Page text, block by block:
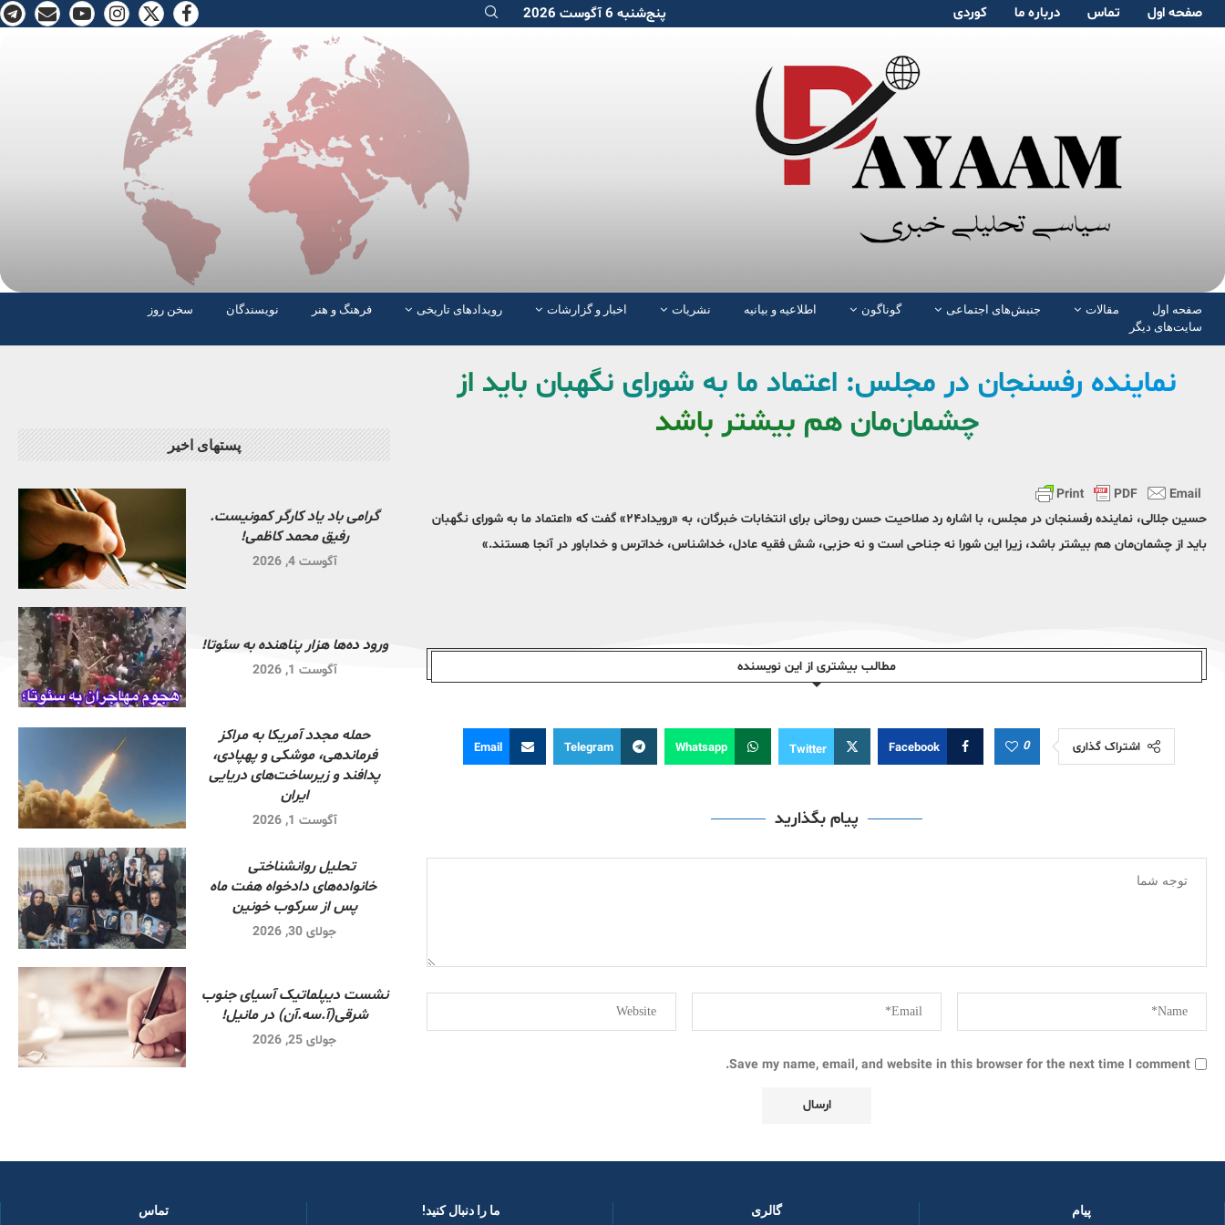
صفحە اول تماس دربارە ما کوردی پنج‌شنبه 6 آگوست 2026
صفحە اول مقالات جنبش‌های اجتماعی گوناگون اطلاعیه و بیانیه نشریات اخبار و گزارشات رویدادهای تاریخی فرهنگ و هنر نویسندگان
سخن روز
سایت‌های دیگر
نماینده رفسنجان در مجلس: اعتماد ما به شورای نگهبان باید از
چشمان‌مان هم بیشتر باشد
حسین جلالی، نماینده رفسنجان در مجلس، با اشاره رد صلاحیت حسن روحانی برای انتخابات خبرگان، به «رویداد۲۴» گفت که «اعتماد ما به شورای نگهبان
باید از چشمان‌مان هم بیشتر باشد، زیرا این شورا نه جناحی است و نه حزبی، شش فقیه عادل، خداشناس، خداترس و خداباور در آنجا هستند.»
مطالب بیشتری از این نویسندە
اشتراک گذاری 0
Facebook
Twitter
Whatsapp
Telegram
Email
پیام بگذارید
Save my name, email, and website in this browser for the next time I comment.
پستهای اخیر
گرامی باد یاد کارگر کمونیست.
رفیق محمد کاظمی!
آگوست 4, 2026
ورود ده‌ها هزار پناهنده به سئوتا!
آگوست 1, 2026
حمله مجدد آمریکا به مراکز
فرماندهی، موشکی و پهپادی،
پدافند و زیرساخت‌های دریایی
ایران
آگوست 1, 2026
تحلیل روانشناختی
خانواده‌های دادخواه هفت ماه
پس از سرکوب خونین
جولای 30, 2026
نشست دیپلماتیک آسیای جنوب
شرقی‌(آ.سه.آن) در مانیل!
جولای 25, 2026
پیام گالری ما را دنبال کنید! ​ تماس